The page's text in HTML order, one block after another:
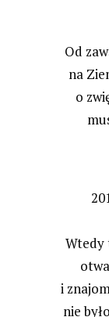
Od
na
o
Wtedy
i
nie